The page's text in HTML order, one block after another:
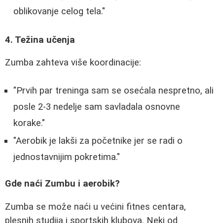
oblikovanje celog tela."
4. Težina učenja
Zumba zahteva više koordinacije:
"Prvih par treninga sam se osećala nespretno, ali
posle 2-3 nedelje sam savladala osnovne
korake."
"Aerobik je lakši za početnike jer se radi o
jednostavnijim pokretima."
Gde naći Zumbu i aerobik?
Zumba se može naći u većini fitnes centara,
plesnih studija i sportskih klubova. Neki od